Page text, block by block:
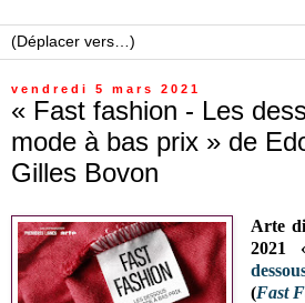
vendredi 5 mars 2021
« Fast fashion - Les
mode à bas prix » de
Gilles Bovon
Arte
2021
(Fast